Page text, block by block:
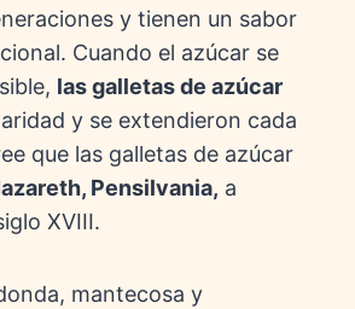
y tienen un sabor
Cuando el azúcar se
las galletas de azúcar
y se extendieron cada
que las galletas de azúcar
Pensilvania, a
XVIII.
mantecosa y